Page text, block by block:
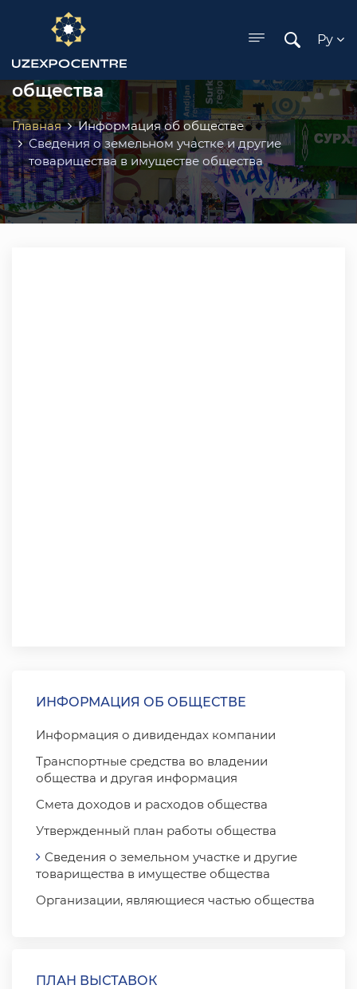
menu
Ру
Сведения о земельном участке и
другие товарищества в имуществе
общества
Главная
Информация об обществе
Сведения о земельном участке и другие
товарищества в имуществе общества
ИНФОРМАЦИЯ ОБ ОБЩЕСТВЕ
Информация о дивидендах компании
Транспортные средства во владении
общества и другая информация
Смета доходов и расходов общества
Утвержденный план работы общества
Сведения о земельном участке и другие
товарищества в имуществе общества
Организации, являющиеся частью общества
ПЛАН ВЫСТАВОК